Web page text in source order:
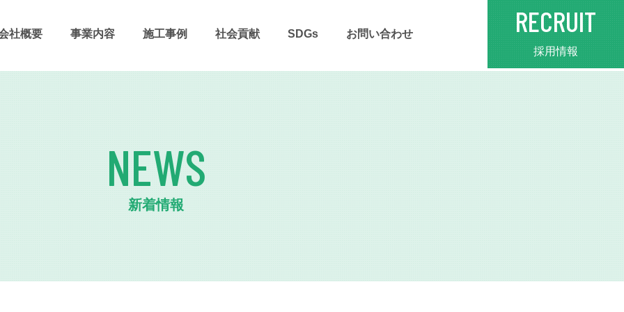
社概要 事業内容 施⼯事例 社会貢献 SDGs お問い合わせ RECRUIT
採用情報
NEWS
新着情報